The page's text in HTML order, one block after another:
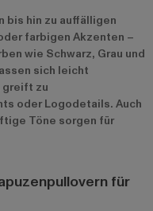
bis hin zu auffälligen
farbigen Akzenten –
wie Schwarz, Grau und
sich leicht
greift zu
oder Logodetails. Auch
Töne sorgen für
für